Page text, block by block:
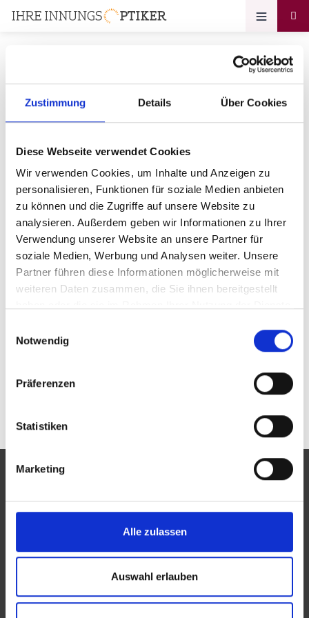
Zustimmung Details Über Cookies
Diese Webseite verwendet Cookies
Wir verwenden Cookies, um Inhalte und Anzeigen zu
personalisieren, Funktionen für soziale Medien anbieten
zu können und die Zugriffe auf unsere Website zu
analysieren. Außerdem geben wir Informationen zu Ihrer
Verwendung unserer Website an unsere Partner für
soziale Medien, Werbung und Analysen weiter. Unsere
Partner führen diese Informationen möglicherweise mit
weiteren Daten zusammen, die Sie ihnen bereitgestellt
Notwendig
Präferenzen
Statistiken
Marketing
Alle zulassen
Auswahl erlauben
Ihr Zugang zum
Optik Walker
Bitte geben Sie Ihr Passwort ein:
Eine Aktion des Zentralverbandes der Augenoptiker und
Der ZVA ist ein Bundesinnungsverband, seine Mitglieder
sind die Landesinnungsverbände und Landesinnungen
des Augenoptikerhandwerks.